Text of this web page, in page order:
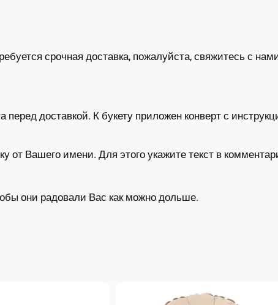
срочная доставка, пожалуйста, свяжитесь с
доставкой. К букету приложен конверт с
Вашего имени. Для этого укажите текст в
они радовали Вас как можно дольше.